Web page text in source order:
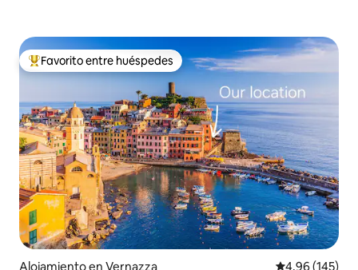
Favorito entre los huéspedes más destacados
Favorito entre huéspedes
Alojamiento en Vernazza Calificación
4,96 (145)